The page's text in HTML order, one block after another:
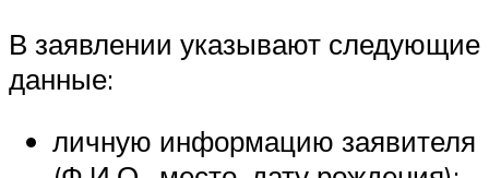
В заявлении указывают следующие
данные:
личную информацию заявителя